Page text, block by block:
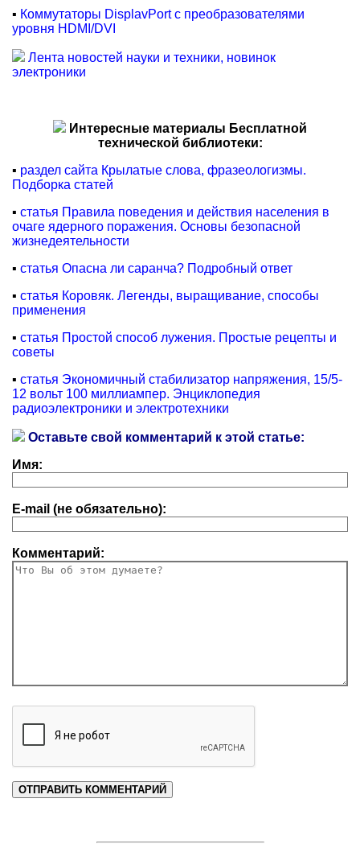
▪ Коммутаторы DisplavPort с преобразователями
уровня HDMI/DVI
Лента новостей науки и техники, новинок
электроники
Интересные материалы Бесплатной
технической библиотеки:
▪ раздел сайта Крылатые слова, фразеологизмы.
Подборка статей
▪ статья Правила поведения и действия населения в
очаге ядерного поражения. Основы безопасной
жизнедеятельности
▪ статья Опасна ли саранча? Подробный ответ
▪ статья Коровяк. Легенды, выращивание, способы
применения
▪ статья Простой способ лужения. Простые рецепты и
советы
▪ статья Экономичный стабилизатор напряжения, 15/5-
12 вольт 100 миллиампер. Энциклопедия
радиоэлектроники и электротехники
Оставьте свой комментарий к этой статье:
Имя:
E-mail (не обязательно):
Комментарий: